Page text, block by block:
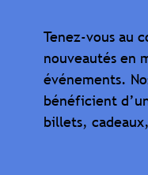
Tenez-vous au
nouveautés en
événements.
bénéficient
billets,